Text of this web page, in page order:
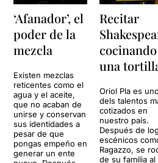
‘Afanador’, el
poder de la
mezcla
Existen mezclas
reticentes como el
agua y el aceite,
que no acaban de
unirse y conservan
sus identidades a
pesar de que
pongas empeño en
generar un ente
Recitar
cocinando
una
Oriol Pla es
dels talentos
cotizados en
nuestro país.
Después de
escénicos
Ragazzo, se
de su familia al